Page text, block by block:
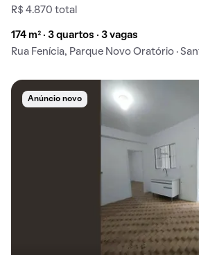
R$ 4.870 total
174 m² · 3 quartos · 3 vagas
Rua Fenícia, Parque Novo Oratório ·
Anúncio novo